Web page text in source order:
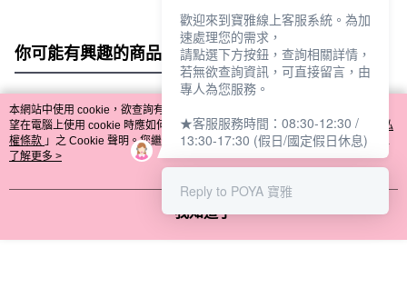
你可能有興趣的商品 全站排行
熱門標籤
本網站中使用 cookie，欲查詢有關本網站使用 cookie 方式之詳情，及若您不希
望在電腦上使用 cookie 時應如何變更電腦的 cookie 設定，請參閱本網站「
隱私
權條款 」之 Cookie 聲明。您繼續使用本網站即表示您同意本公司得按本網站使
用條款之 Cookie 聲明使用 cookie。
了解更多 >
我知道了
歡迎來到寶雅線上客服系統。為加
速處理您的需求，
請點選下方按鈕，查詢相關詳情，
若無欲查詢資訊，可直接留言，由
專人為您服務。
★客服服務時間：08:30-12:30 /
13:30-17:30 (假日/國定假日休息)
Reply to POYA 寶雅